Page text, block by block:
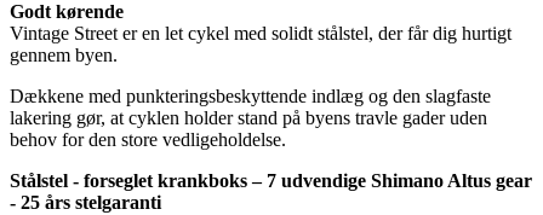
Godt kørende
Vintage Street er en let cykel med solidt stålstel, der får dig hurtigt
gennem byen.
Dækkene med punkteringsbeskyttende indlæg og den slagfaste
lakering gør, at cyklen holder stand på byens travle gader uden
behov for den store vedligeholdelse.
Stålstel - forseglet krankboks – 7 udvendige Shimano Altus gear
- 25 års stelgaranti